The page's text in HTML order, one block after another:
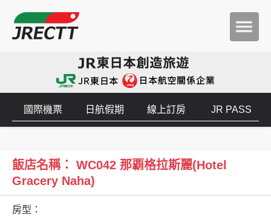
國際機票 日航假期 線上訂房 JR PASS
飯店名稱： WC042 那覇格拉斯麗(Hotel
Gracery Naha)
房型：